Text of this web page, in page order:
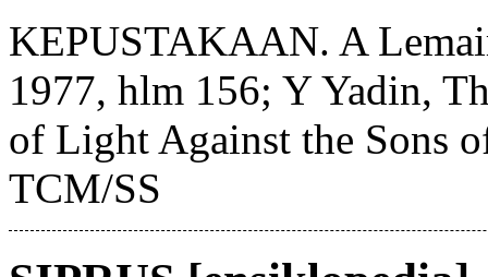
KEPUSTAKAAN. A
1977, hlm 156; Y Yadin,
of Light Against the Sons
TCM/SS